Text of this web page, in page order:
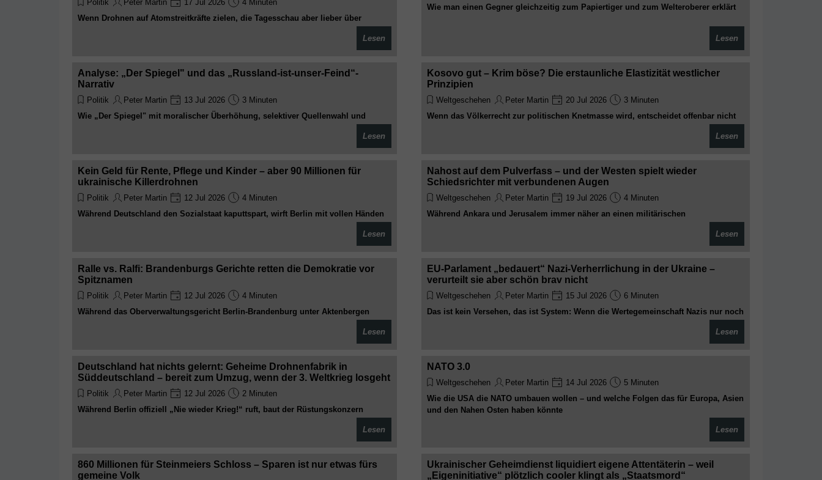
Wie man einen Gegner gleichzeitig zum Papiertiger und zum Welteroberer erklärt
Lesen
Kosovo gut – Krim böse? Die erstaunliche Elastizität westlicher
Prinzipien
Weltgeschehen Peter Martin 20 Jul 2026
3 Minuten
Wenn das Völkerrecht zur politischen Knetmasse wird, entscheidet offenbar nicht
Lesen
Nahost auf dem Pulverfass – und der Westen spielt wieder
Schiedsrichter mit verbundenen Augen
Weltgeschehen Peter Martin 19 Jul 2026
4 Minuten
Während Ankara und Jerusalem immer näher an einen militärischen
Völkerrecht, Doppelmoral und geopolitischer Selbsttäuschung droht der Westen
erneut in einen Konflikt hineinzustolpern, den er weder versteht noch kontrolliert
Lesen
EU-Parlament „bedauert“ Nazi-Verherrlichung in der Ukraine –
verurteilt sie aber schön brav nicht
Weltgeschehen Peter Martin 15 Jul 2026
6 Minuten
Das ist kein Versehen, das ist System: Wenn die Wertegemeinschaft Nazis nur noch
eigentlich gelten – und wessen Geschichte gerade fröhlich umgeschrieben wird
Lesen
NATO 3.0
Weltgeschehen Peter Martin 14 Jul 2026
5 Minuten
Wie die USA die NATO umbauen wollen – und welche Folgen das für Europa, Asien
und den Nahen Osten haben könnte
Lesen
Ukrainischer Geheimdienst liquidiert eigene Attentäterin – weil
„Eigeninitiative“ plötzlich cooler klingt als „Staatsmord“
Politik Peter Martin 17 Jul 2026
4 Minuten
Wenn Drohnen auf Atomstreitkräfte zielen, die Tagesschau aber lieber über
Lesen
Analyse: „Der Spiegel" und das „Russland-ist-unser-Feind“-
Narrativ
Politik Peter Martin 13 Jul 2026
3 Minuten
Wie „Der Spiegel" mit moralischer Überhöhung, selektiver Quellenwahl und
Lesen
Kein Geld für Rente, Pflege und Kinder – aber 90 Millionen für
ukrainische Killerdrohnen
Politik Peter Martin 12 Jul 2026
4 Minuten
Während Deutschland den Sozialstaat kaputtspart, wirft Berlin mit vollen Händen
Lesen
Ralle vs. Ralfi: Brandenburgs Gerichte retten die Demokratie vor
Spitznamen
Politik Peter Martin 12 Jul 2026
4 Minuten
Während das Oberverwaltungsgericht Berlin-Brandenburg unter Aktenbergen
Lesen
Deutschland hat nichts gelernt: Geheime Drohnenfabrik in
Süddeutschland – bereit zum Umzug, wenn der 3. Weltkrieg losgeht
Politik Peter Martin 12 Jul 2026
2 Minuten
Während Berlin offiziell „Nie wieder Krieg!“ ruft, baut der Rüstungskonzern
Geheimhaltungsverträgen, unsichtbarem Firmenschild und Fluchtplan innerhalb
Lesen
860 Millionen für Steinmeiers Schloss – Sparen ist nur etwas fürs
gemeine Volk